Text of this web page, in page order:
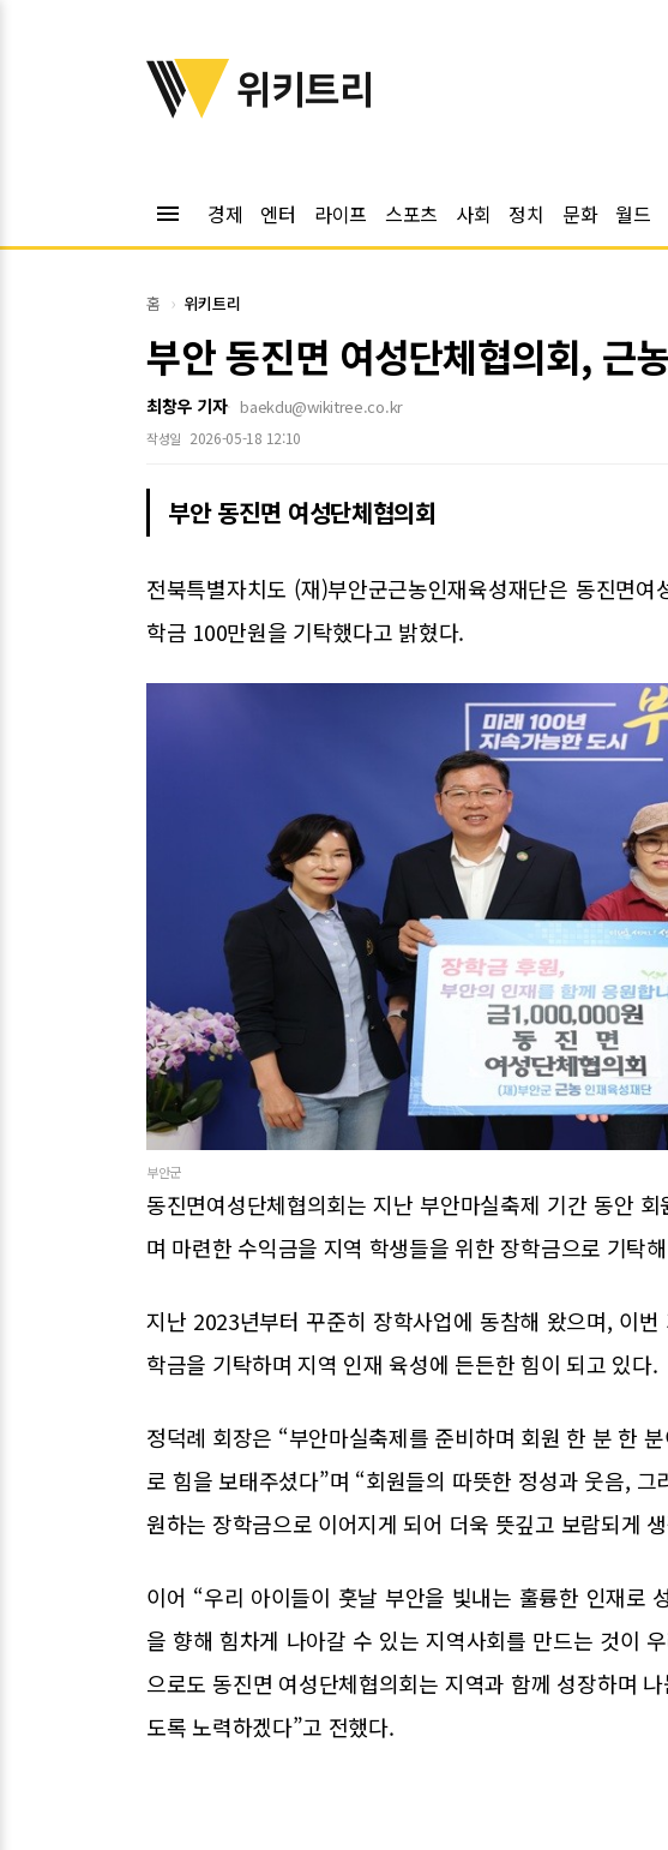
위키트리
위키트리
menu 경제 엔터 라이프 스포츠 사회 정치 문화 월드
홈 위키트리
부안 동진면 여성단체협의회, 근
최창우 기자 baekdu@wikitree.co.kr
작성일 2026-05-18 12:10
부안 동진면 여성단체협의회
전북특별자치도 (재)부안군근농인재육성재단은 동진면
학금 100만원을 기탁했다고 밝혔다.
부안군
동진면여성단체협의회는 지난 부안마실축제 기간 동안
며 마련한 수익금을 지역 학생들을 위한 장학금으로 기탁
지난 2023년부터 꾸준히 장학사업에 동참해 왔으며, 이
학금을 기탁하며 지역 인재 육성에 든든한 힘이 되고 있다.
정덕례 회장은 “부안마실축제를 준비하며 회원 한 분 한
로 힘을 보태주셨다”며 “회원들의 따뜻한 정성과 웃음,
원하는 장학금으로 이어지게 되어 더욱 뜻깊고 보람되게
이어 “우리 아이들이 훗날 부안을 빛내는 훌륭한 인재로
을 향해 힘차게 나아갈 수 있는 지역사회를 만드는 것이
으로도 동진면 여성단체협의회는 지역과 함께 성장하며
도록 노력하겠다”고 전했다.